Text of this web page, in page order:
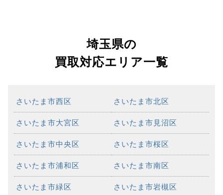
埼玉県の
買取対応エリア一覧
さいたま市西区 さいたま市北区
さいたま市大宮区 さいたま市見沼区
さいたま市中央区 さいたま市桜区
さいたま市浦和区 さいたま市南区
さいたま市緑区 さいたま市岩槻区